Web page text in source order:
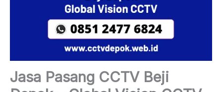
Jasa Pasang CCTV Beji